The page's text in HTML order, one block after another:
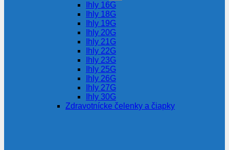
Ihly 16G
Ihly 18G
Ihly 19G
Ihly 20G
Ihly 21G
Ihly 22G
Ihly 23G
Ihly 25G
Ihly 26G
Ihly 27G
Ihly 30G
Zdravotnícke čelenky a čiapky